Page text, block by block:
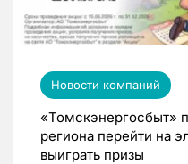
Новости компаний
«Томскэнергосбыт»
региона перейти на
выиграть призы